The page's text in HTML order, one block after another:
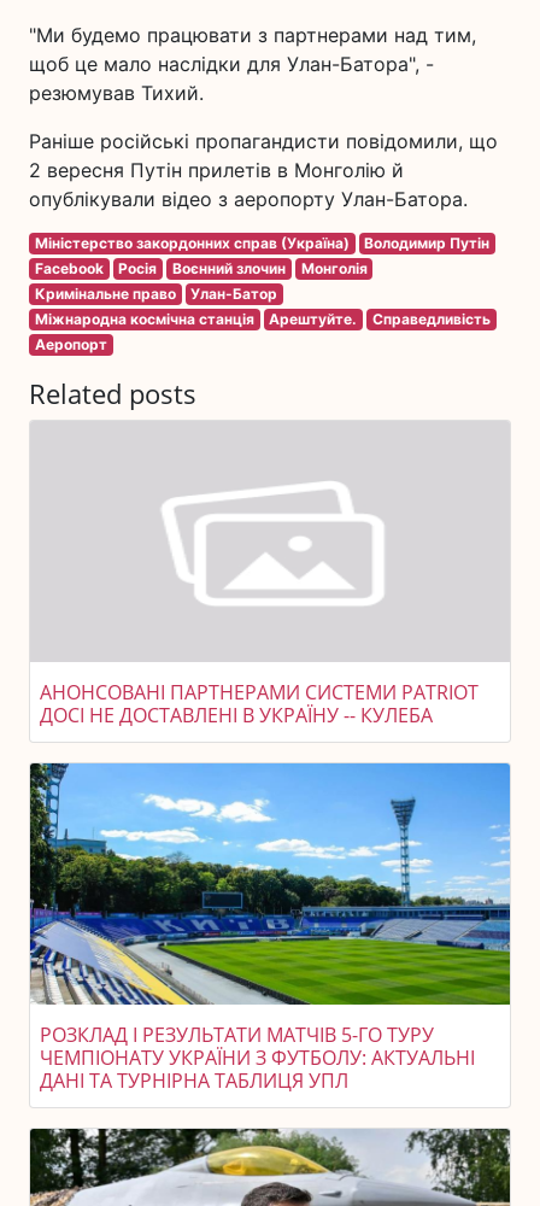
"Ми будемо працювати з партнерами над тим,
щоб це мало наслідки для Улан-Батора", -
резюмував Тихий.
Раніше російські пропагандисти повідомили, що
2 вересня Путін прилетів в Монголію й
опублікували відео з аеропорту Улан-Батора.
Міністерство закордонних справ (Україна)
Володимир Путін
Facebook
Росія Воєнний злочин
Монголія
Кримінальне право
Улан-Батор
Міжнародна космічна станція
Арештуйте.
Справедливість
Аеропорт
Related posts
АНОНСОВАНІ ПАРТНЕРАМИ СИСТЕМИ PATRIOT
ДОСІ НЕ ДОСТАВЛЕНІ В УКРАЇНУ -- КУЛЕБА
РОЗКЛАД І РЕЗУЛЬТАТИ МАТЧІВ 5-ГО ТУРУ
ЧЕМПІОНАТУ УКРАЇНИ З ФУТБОЛУ: АКТУАЛЬНІ
ДАНІ ТА ТУРНІРНА ТАБЛИЦЯ УПЛ